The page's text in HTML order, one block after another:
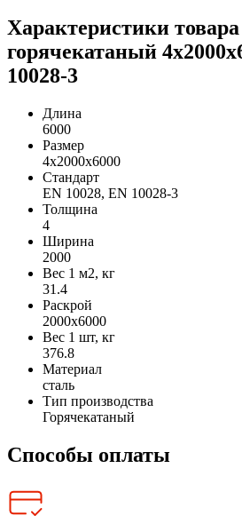
Характеристики
горячекатаный
10028-3
Длина
6000
Размер
4х2000х6000
Стандарт
EN 10028, EN 10028-3
Толщина
4
Ширина
2000
Вес 1 м2, кг
31.4
Раскрой
2000х6000
Вес 1 шт, кг
376.8
Материал
сталь
Тип производства
Горячекатаный
Способы оплаты